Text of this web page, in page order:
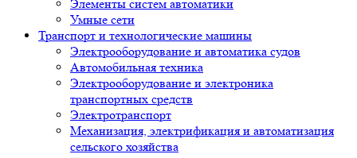
Элементы систем автоматики
Умные сети
Транспорт и технологические машины
Электрооборудование и автоматика судов
Автомобильная техника
Электрооборудование и электроника
транспортных средств
Электротранспорт
Механизация, электрификация и автоматизация
сельского хозяйства